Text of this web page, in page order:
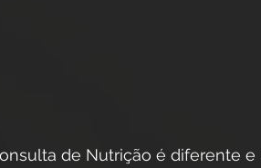
de Nutrição é diferente